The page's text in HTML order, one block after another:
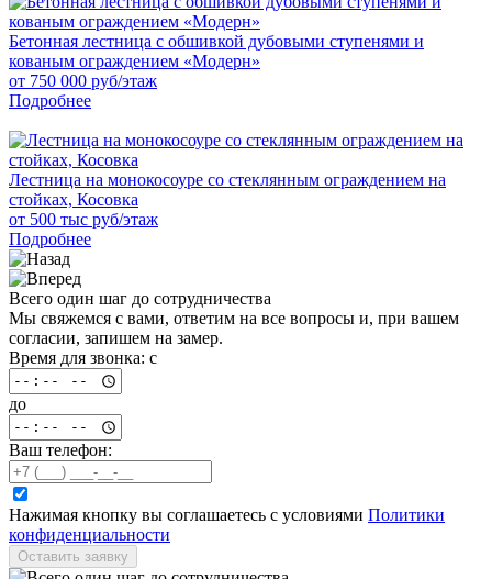
Бетонная лестница с обшивкой дубовыми ступенями и
кованым ограждением «Модерн»
от 750 000 руб/этаж
Подробнее
Лестница на монокосоуре со стеклянным ограждением на
стойках, Косовка
от 500 тыс руб/этаж
Подробнее
Всего один шаг до сотрудничества
Мы свяжемся с вами, ответим на все вопросы и, при вашем
согласии, запишем на замер.
Время для звонка: с
до
Ваш телефон:
Нажимая кнопку вы соглашаетесь с условиями Политики
конфиденциальности
Оставить заявку